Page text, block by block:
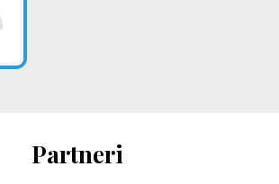
Partneri